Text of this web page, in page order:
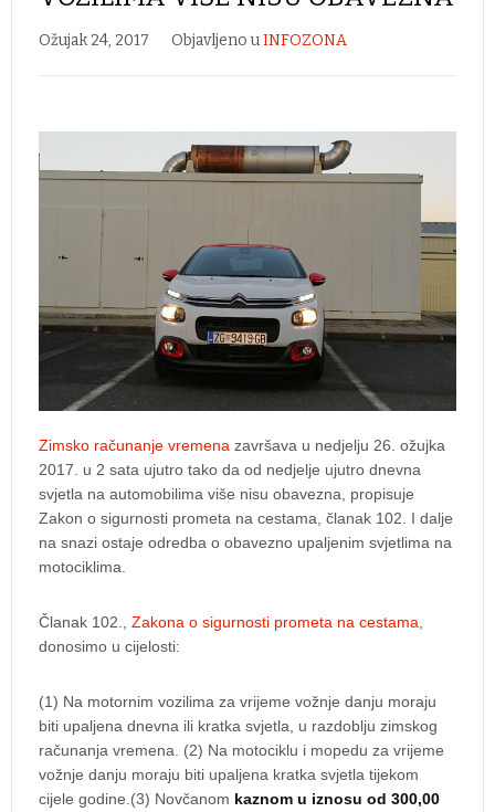
Ožujak 24, 2017 Objavljeno uINFOZONA
Zimsko računanje vremena završava u nedjelju 26. ožujka
2017. u 2 sata ujutro tako da od nedjelje ujutro dnevna
svjetla na automobilima više nisu obavezna, propisuje
Zakon o sigurnosti prometa na cestama, članak 102. I dalje
na snazi ostaje odredba o obavezno upaljenim svjetlima na
motociklima.
Članak 102., Zakona o sigurnosti prometa na cestama
donosimo u cijelosti:
(1) Na motornim vozilima za vrijeme vožnje danju moraju
biti upaljena dnevna ili kratka svjetla, u razdoblju zimskog
računanja vremena. (2) Na motociklu i mopedu za vrijeme
vožnje danju moraju biti upaljena kratka svjetla tijekom
cijele godine.(3) Novčanom kaznom u iznosu od 300,00